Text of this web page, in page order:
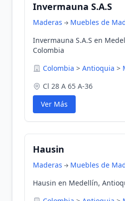
Invermauna S.A.S
Maderas
Muebles de
Invermauna S.A.S en
Colombia
Colombia > Antioquia >
Cl 28 A 65 A-36
Ver Más
Hausin
Maderas
Muebles de
Hausin en Medellín,